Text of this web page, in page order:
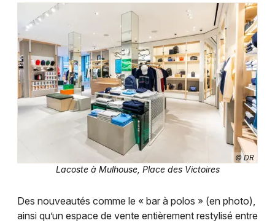
Mode dans le Grand Est
Jeux concours
Newsletter des sorties
Artistes en tournée
Magazine à Mulhouse
© DR
Lacoste à Mulhouse, Place des Victoires
Des nouveautés comme le « bar à polos » (en photo),
ainsi qu’un espace de vente entièrement restylisé entre